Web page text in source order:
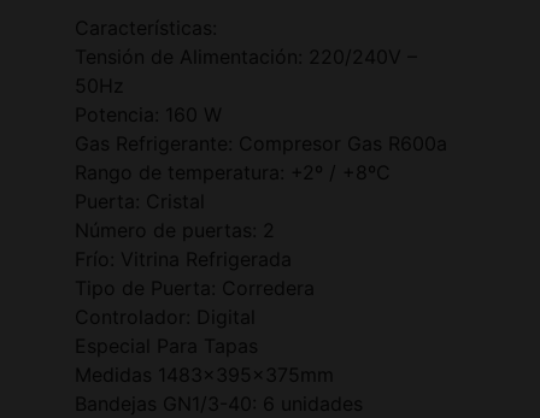
Características:
Tensión de Alimentación: 220/240V –
50Hz
Potencia: 160 W
Gas Refrigerante: Compresor Gas R600a
Rango de temperatura: +2º / +8ºC
Puerta: Cristal
Número de puertas: 2
Frío: Vitrina Refrigerada
Tipo de Puerta: Corredera
Controlador: Digital
Especial Para Tapas
Medidas 1483x395x375mm
Bandejas GN1/3-40: 6 unidades